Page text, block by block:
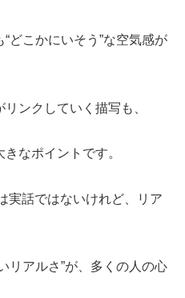
どこかにいそう”な空気感が
ンクしていく描写も、
なポイントです。
実話ではないけれど、リア
リアルさ”が、多くの人の心